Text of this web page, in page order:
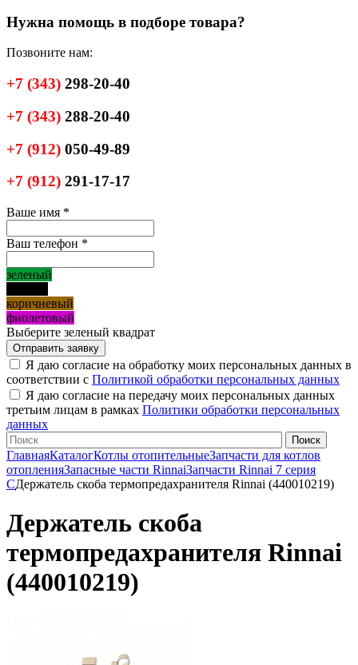
Нужна помощь в подборе товара?
Позвоните нам:
+7 (343) 298-20-40
+7 (343) 288-20-40
+7 (912) 050-49-89
+7 (912) 291-17-17
Ваше имя *
Ваш телефон *
зеленый
коричневый
фиолетовый
Выберите зеленый квадрат
Я даю согласие на обработку моих персональных данных в
соответствии с Политикой обработки персональных данных
Я даю согласие на передачу моих персональных данных
третьим лицам в рамках Политики обработки персональных
данных
ГлавнаяКаталогКотлы отопительныеЗапчасти для котлов
отопленияЗапасные части RinnaiЗапчасти Rinnai 7 серия
CДержатель скоба термопредахранителя Rinnai (440010219)
Держатель скоба
термопредахранителя Rinnai
(440010219)